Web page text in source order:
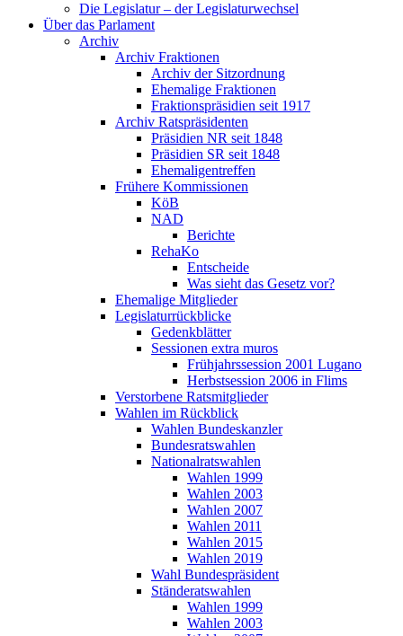
Die Legislatur – der Legislaturwechsel
Über das Parlament
Archiv
Archiv Fraktionen
Archiv der Sitzordnung
Ehemalige Fraktionen
Fraktionspräsidien seit 1917
Archiv Ratspräsidenten
Präsidien NR seit 1848
Präsidien SR seit 1848
Ehemaligentreffen
Frühere Kommissionen
KöB
NAD
Berichte
RehaKo
Entscheide
Was sieht das Gesetz vor?
Ehemalige Mitglieder
Legislaturrückblicke
Gedenkblätter
Sessionen extra muros
Frühjahrssession 2001 Lugano
Herbstsession 2006 in Flims
Verstorbene Ratsmitglieder
Wahlen im Rückblick
Wahlen Bundeskanzler
Bundesratswahlen
Nationalratswahlen
Wahlen 1999
Wahlen 2003
Wahlen 2007
Wahlen 2011
Wahlen 2015
Wahlen 2019
Wahl Bundespräsident
Ständeratswahlen
Wahlen 1999
Wahlen 2003